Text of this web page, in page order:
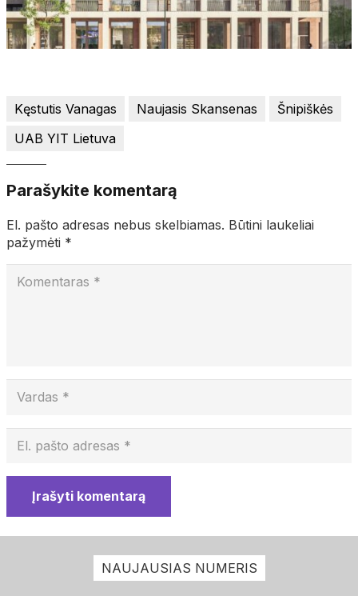
Kęstutis Vanagas Naujasis Skansenas
Šnipiškės
UAB YIT Lietuva
Parašykite komentarą
El. pašto adresas nebus skelbiamas. Būtini laukeliai
pažymėti *
Įrašyti komentarą
NAUJAUSIAS NUMERIS